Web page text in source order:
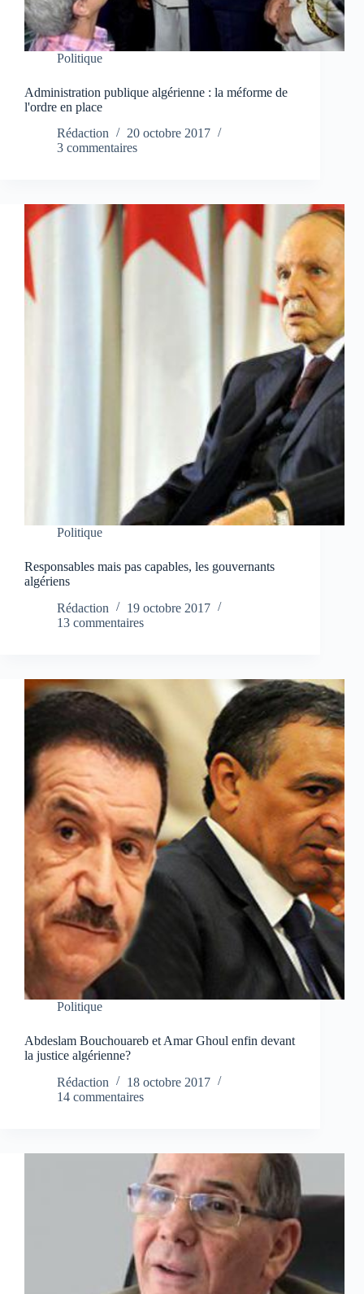
Politique
Administration publique algérienne : la méforme de
l'ordre en place
Rédaction
20 octobre 2017
3 commentaires
Politique
Responsables mais pas capables, les gouvernants
algériens
Rédaction
19 octobre 2017
13 commentaires
Politique
Abdeslam Bouchouareb et Amar Ghoul enfin devant
la justice algérienne?
Rédaction
18 octobre 2017
14 commentaires